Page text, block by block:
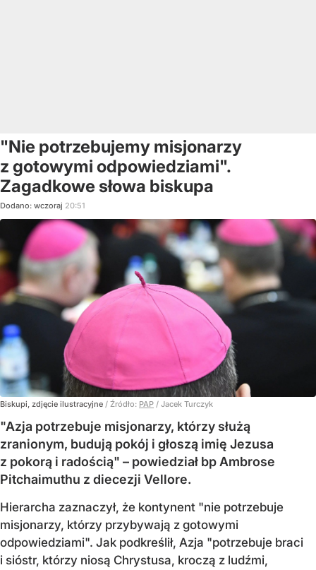
"Nie potrzebujemy misjonarzy
z gotowymi odpowiedziami".
Zagadkowe słowa biskupa
Dodano: wczoraj 20:51
Biskupi, zdjęcie ilustracyjne / Źródło: PAP / Jacek Turczyk
"Azja potrzebuje misjonarzy, którzy służą
zranionym, budują pokój i głoszą imię Jezusa
z pokorą i radością" – powiedział bp Ambrose
Pitchaimuthu z diecezji Vellore.
Hierarcha zaznaczył, że kontynent "nie potrzebuje
misjonarzy, którzy przybywają z gotowymi
odpowiedziami". Jak podkreślił, Azja "potrzebuje braci
i sióstr, którzy niosą Chrystusa, kroczą z ludźmi,